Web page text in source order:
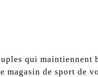
qui maintiennent
magasin de sport de